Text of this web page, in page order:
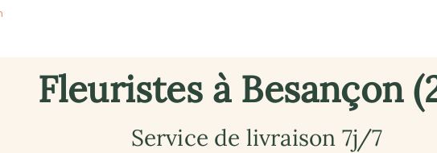
Fleuristes à Besançon
Service de livraison 7j/7